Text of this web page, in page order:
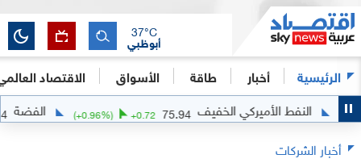
الرئيسية أخبار طاقة الأسواق الاقتصاد
أبوظبي
37°C
النفط الأميركي الخفيف 75.94
+0.72
(+0.96%) الفضة
أخبار الشركات